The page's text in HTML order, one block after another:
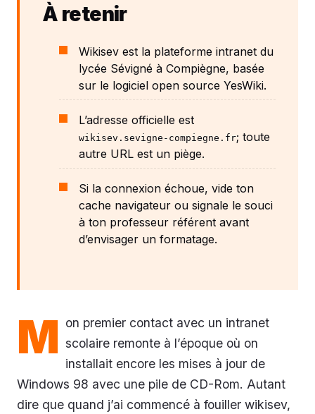
À retenir
Wikisev est la plateforme intranet du
lycée Sévigné à Compiègne, basée
sur le logiciel open source YesWiki.
L’adresse officielle est
wikisev.sevigne-compiegne.fr; toute
autre URL est un piège.
Si la connexion échoue, vide ton
cache navigateur ou signale le souci
à ton professeur référent avant
d’envisager un formatage.
M on premier contact avec un intranet
scolaire remonte à l’époque où on
installait encore les mises à jour de
Windows 98 avec une pile de CD-Rom. Autant
dire que quand j’ai commencé à fouiller wikisev,